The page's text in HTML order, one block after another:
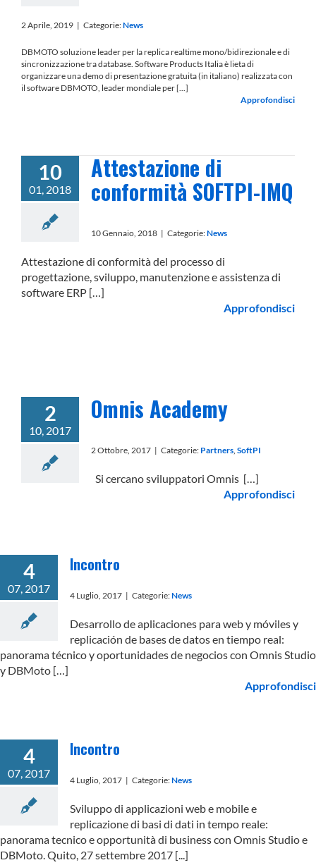
2 Aprile, 2019 | Categorie:News
DBMOTO soluzione leader per la replica realtime mono/bidirezionale e di
sincronizzazione tra database. Software Products Italia è lieta di
organizzare una demo di presentazione gratuita (in italiano) realizzata con
il software DBMOTO, leader mondiale per [...]
Approfondisci
10
01, 2018
Attestazione di
conformità SOFTPI-IMQ
10 Gennaio, 2018 | Categorie:News
Attestazione di conformità del processo di
progettazione, sviluppo, manutenzione e assistenza di
software ERP […]
Approfondisci
2
10, 2017
Omnis Academy
2 Ottobre, 2017 | Categorie: Partners, SoftPI
Si cercano sviluppatori Omnis […]
Approfondisci
4
07, 2017
Incontro
4 Luglio, 2017 | Categorie:News
Desarrollo de aplicaciones para web y móviles y
replicación de bases de datos en tiempo real:
panorama técnico y oportunidades de negocios con Omnis Studio
y DBMoto […]
Approfondisci
4
07, 2017
Incontro
4 Luglio, 2017 | Categorie:News
Sviluppo di applicazioni web e mobile e
replicazione di basi di dati in tempo reale:
panorama tecnico e opportunità di business con Omnis Studio e
DBMoto. Quito, 27 settembre 2017 [...]